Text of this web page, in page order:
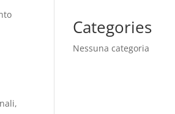
Categories
Nessuna categoria